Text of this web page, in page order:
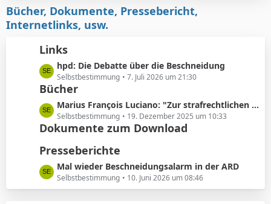
r
ä
e
t
e
e
i
t
r
ä
g
e
Bücher, Dokumente, Pressebericht,
Internetlinks, usw.
Links
L
e
t
z
t
e
e
t
r
hpd: Die Debatte über die Beschneidung
Selbstbestimmung 7. Juli 2026 um 21:30
Bücher
L
e
t
t
e
B
e
Marius François Luciano: "Zur strafrechtlichen Einordnung medizinisch nicht indizierter Eingriffe in die Körpersubstanz von Kindern"
Selbstbestimmung 19. Dezember 2025 um 10:33
Dokumente zum Download
Presseberichte
L
e
t
Mal wieder Beschneidungsalarm in der ARD
Selbstbestimmung 10. Juni 2026 um 08:46